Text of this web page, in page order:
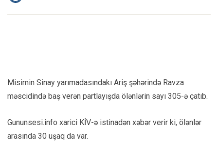
Misirnin Sinay yarımadasındakı Ariş şəhərində Ravza
məscidində baş verən partlayışda ölənlərin sayı 305-ə çatıb.
Gununsesi.info xarici KİV-ə istinadən xəbər verir ki, ölənlər
arasında 30 uşaq da var.